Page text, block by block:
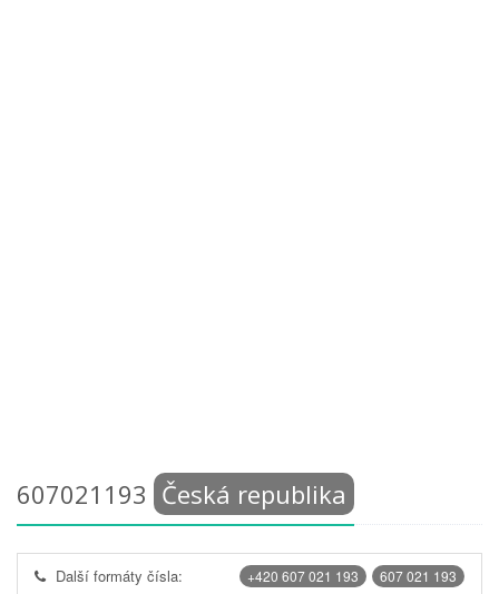
607021193 Česká republika
607 021 193
+420 607 021 193
Další formáty čísla: